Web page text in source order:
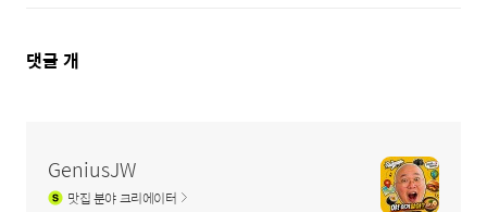
댓
댓글 개
GeniusJW
맛집분야 크리에이터